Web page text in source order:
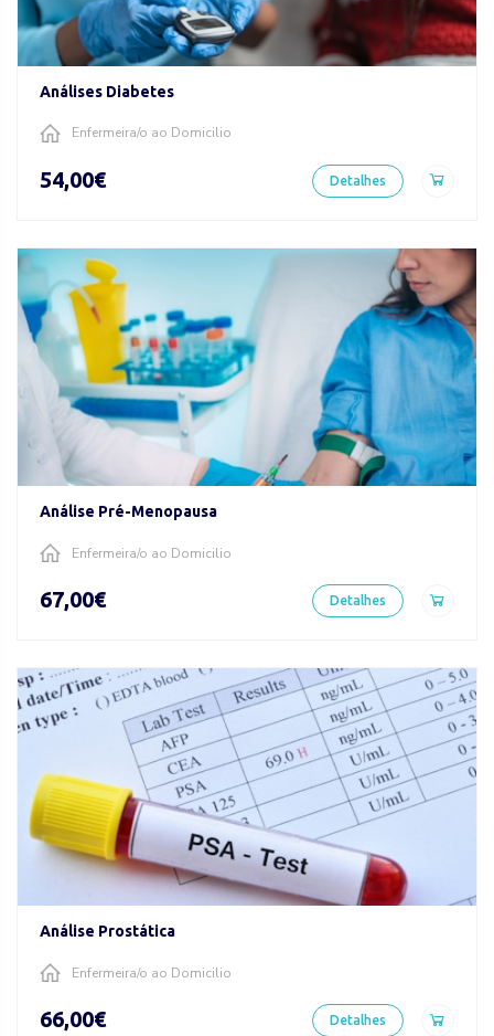
Análises Diabetes
Enfermeira/o ao Domicilio
54,00€ Detalhes
Análise Pré-Menopausa
Enfermeira/o ao Domicilio
67,00€ Detalhes
Análise Prostática
Enfermeira/o ao Domicilio
66,00€ Detalhes